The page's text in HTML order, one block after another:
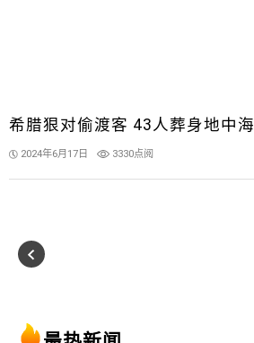
希腊狠对偷渡客 43人葬身地中海
2024年6月17日 3330点阅